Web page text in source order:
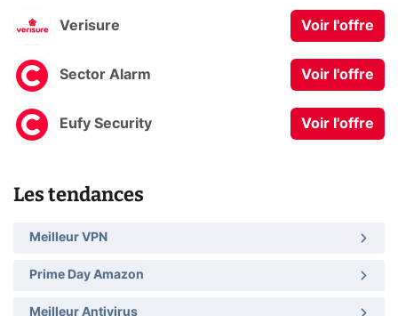
Verisure Voir l'offre
Sector Alarm Voir l'offre
Eufy Security Voir l'offre
Les tendances
Meilleur VPN
Prime Day Amazon
Meilleur Antivirus